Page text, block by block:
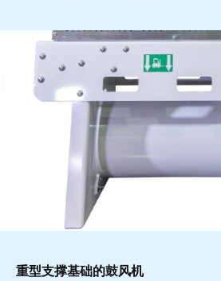
重型支撑基础的鼓风机